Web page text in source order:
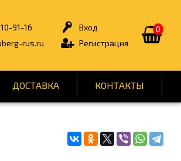
0
Вход
Регистрация
91-16
rus.ru
ДОСТАВКА КОНТАКТЫ
БЫТОВАЯ ТЕХНИКА